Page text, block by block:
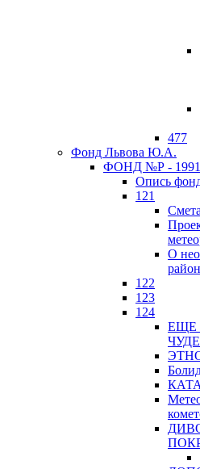
477
Фонд Львова Ю.А.
ФОНД №Р - 1991
Опись
121
Смета
О
122
123
124
ЕЩЕ
ЧУДЕ